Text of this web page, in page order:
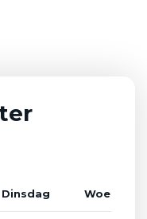
Dinsdag Woensdag